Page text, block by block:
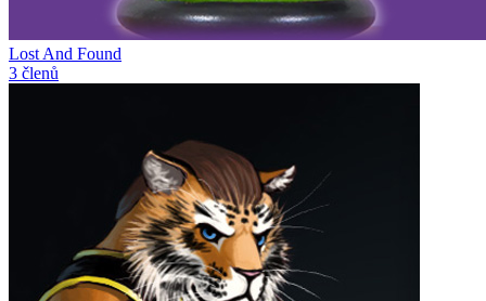
Lost And Found
3 členů